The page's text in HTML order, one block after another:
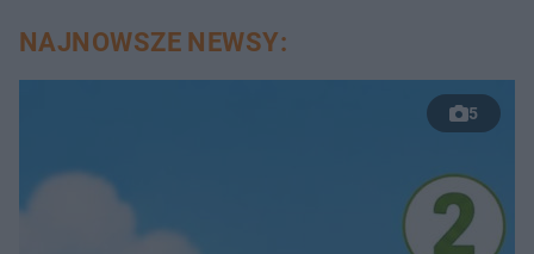
NAJNOWSZE NEWSY:
5